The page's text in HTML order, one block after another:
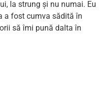
la strung și nu numai. Eu
a fost cumva sădită în
să îmi pună dalta în